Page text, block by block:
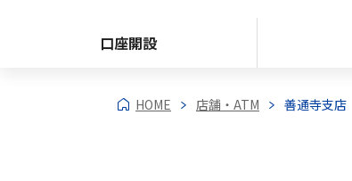
口座開設
HOME 店舗・ATM 善通寺支店